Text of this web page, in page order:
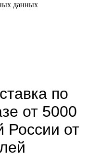
данных
по
от 5000
России от